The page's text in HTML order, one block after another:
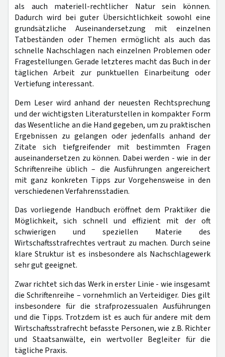
als auch materiell-rechtlicher Natur sein können.
Dadurch wird bei guter Übersichtlichkeit sowohl eine
grundsätzliche Auseinandersetzung mit einzelnen
Tatbeständen oder Themen ermöglicht als auch das
schnelle Nachschlagen nach einzelnen Problemen oder
Fragestellungen. Gerade letzteres macht das Buch in der
täglichen Arbeit zur punktuellen Einarbeitung oder
Vertiefung interessant.
Dem Leser wird anhand der neuesten Rechtsprechung
und der wichtigsten Literaturstellen in kompakter Form
das Wesentliche an die Hand gegeben, um zu praktischen
Ergebnissen zu gelangen oder jedenfalls anhand der
Zitate sich tiefgreifender mit bestimmten Fragen
auseinandersetzen zu können. Dabei werden - wie in der
Schriftenreihe üblich – die Ausführungen angereichert
mit ganz konkreten Tipps zur Vorgehensweise in den
verschiedenen Verfahrensstadien.
Das vorliegende Handbuch eröffnet dem Praktiker die
Möglichkeit, sich schnell und effizient mit der oft
schwierigen und speziellen Materie des
Wirtschaftsstrafrechtes vertraut zu machen. Durch seine
klare Struktur ist es insbesondere als Nachschlagewerk
sehr gut geeignet.
Zwar richtet sich das Werk in erster Linie - wie insgesamt
die Schriftenreihe – vornehmlich an Verteidiger. Dies gilt
insbesondere für die strafprozessualen Ausführungen
und die Tipps. Trotzdem ist es auch für andere mit dem
Wirtschaftsstrafrecht befasste Personen, wie z.B. Richter
und Staatsanwälte, ein wertvoller Begleiter für die
tägliche Praxis.